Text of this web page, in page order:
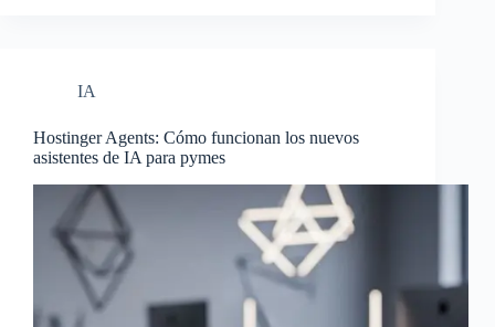
IA
Hostinger Agents: Cómo funcionan los nuevos
asistentes de IA para pymes